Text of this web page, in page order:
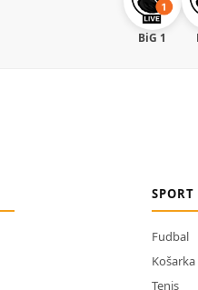
BiG 1
SPORT
Fudbal
Košarka
Tenis